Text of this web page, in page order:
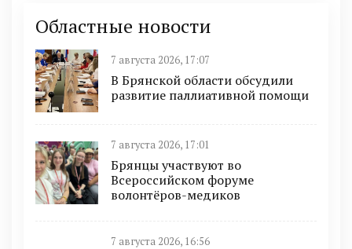
Областные новости
7 августа 2026, 17:07
В Брянской области обсудили
развитие паллиативной помощи
7 августа 2026, 17:01
Брянцы участвуют во
Всероссийском форуме
волонтёров-медиков
7 августа 2026, 16:56